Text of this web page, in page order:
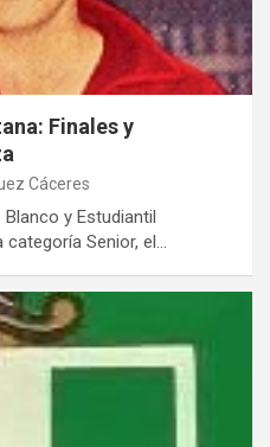
Finales y
Cáceres
y Estudiantil
Senior, el…